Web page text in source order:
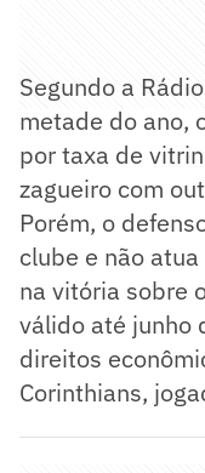
Segundo a
metade do ano,
por taxa de
zagueiro com
Porém, o
clube e não
na vitória sobre
válido até junho
direitos
Corinthians,